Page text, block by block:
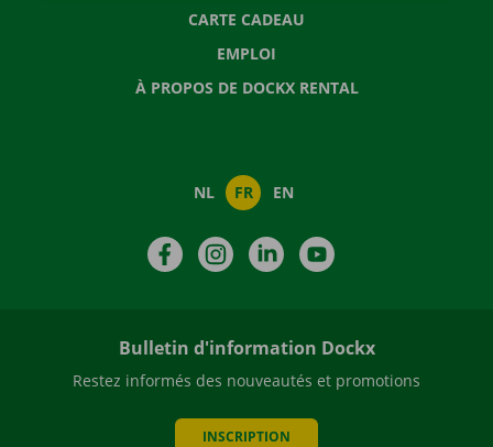
CARTE CADEAU
EMPLOI
À PROPOS DE DOCKX RENTAL
NL FR EN
FacebookInstagramLinkedIn
Bulletin d'information Dockx
Restez informés des nouveautés et promotions
INSCRIPTION